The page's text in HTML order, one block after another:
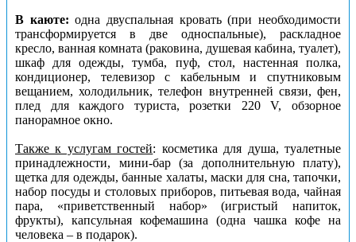
В каюте: одна двуспальная кровать (при необходимости
трансформируется в две односпальные), раскладное
кресло, ванная комната (раковина, душевая кабина, туалет),
шкаф для одежды, тумба, пуф, стол, настенная полка,
кондиционер, телевизор с кабельным и спутниковым
вещанием, холодильник, телефон внутренней связи, фен,
плед для каждого туриста, розетки 220 V, обзорное
панорамное окно.
Также к услугам гостей: косметика для душа, туалетные
принадлежности, мини-бар (за дополнительную плату),
щетка для одежды, банные халаты, маски для сна, тапочки,
набор посуды и столовых приборов, питьевая вода, чайная
пара, «приветственный набор» (игристый напиток,
фрукты), капсульная кофемашина (одна чашка кофе на
человека – в подарок).